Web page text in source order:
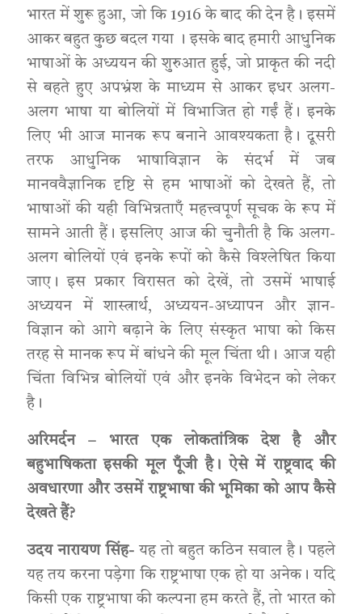
भारत में शुरू हुआ, जो कि 1916 के बाद की देन है। इसमें
आकर बहुत कुछ बदल गया । इसके बाद हमारी आधुनिक
भाषाओं के अध्ययन की शुरुआत हुई, जो प्राकृत की नदी
से बहते हुए अपभ्रंश के माध्यम से आकर इधर अलग-
अलग भाषा या बोलियों में विभाजित हो गईं हैं। इनके
लिए भी आज मानक रूप बनाने आवश्यकता है। दूसरी
तरफ आधुनिक भाषाविज्ञान के संदर्भ में जब
मानववैज्ञानिक दृष्टि से हम भाषाओं को देखते हैं, तो
भाषाओं की यही विभिन्नताएँ महत्त्वपूर्ण सूचक के रूप में
सामने आती हैं। इसलिए आज की चुनौती है कि अलग-
अलग बोलियों एवं इनके रूपों को कैसे विश्लेषित किया
जाए। इस प्रकार विरासत को देखें, तो उसमें भाषाई
अध्ययन में शास्त्रार्थ, अध्ययन-अध्यापन और ज्ञान-
विज्ञान को आगे बढ़ाने के लिए संस्कृत भाषा को किस
तरह से मानक रूप में बांधने की मूल चिंता थी। आज यही
चिंता विभिन्न बोलियों एवं और इनके विभेदन को लेकर
है।
अरिमर्दन – भारत एक लोकतांत्रिक देश है और
बहुभाषिकता इसकी मूल पूँजी है। ऐसे में राष्ट्रवाद की
अवधारणा और उसमें राष्ट्रभाषा की भूमिका को आप कैसे
देखते हैं?
उदय नारायण सिंह- यह तो बहुत कठिन सवाल है। पहले
यह तय करना पड़ेगा कि राष्ट्रभाषा एक हो या अनेक। यदि
किसी एक राष्ट्रभाषा की कल्पना हम करते हैं, तो भारत को